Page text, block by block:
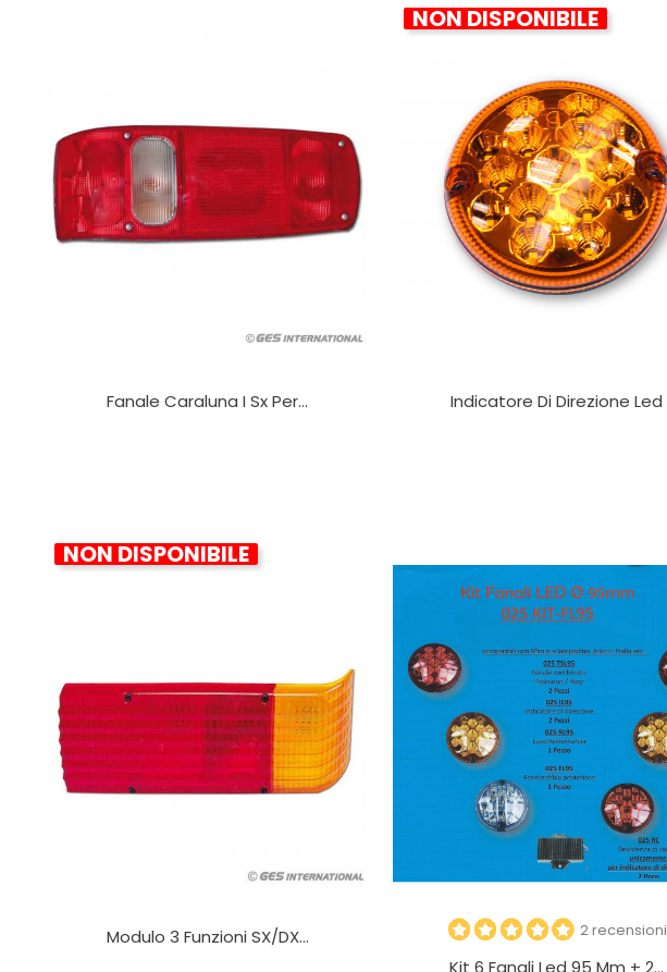
Fanale Caraluna I Sx Per...
NON DISPONIBILE
Indicatore Di Direzione Led
NON DISPONIBILE
Modulo 3 Funzioni SX/DX... 2 recensioni
Kit 6 Fanali Led 95 Mm + 2...